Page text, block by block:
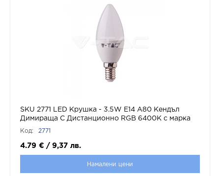
SKU 2771 LED Крушка - 3.5W Е14 А80 Кендъл
Димираща С Дистанционно RGB 6400K с марка
V-TAC
Код: 2771
4.79 € / 9,37 лв.
Намалени цени